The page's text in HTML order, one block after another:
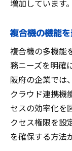
増加しています。
複合機の機能
複合機の多機能
務ニーズを明確
阪府の企業では
クラウド連携機
セスの効率化を
クセス権限を設
を確保する方法